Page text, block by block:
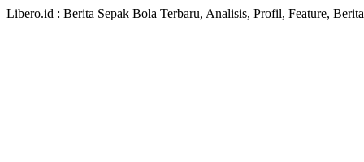
Libero.id : Berita Sepak Bola Terbaru, Analisis, Profil, Feature,